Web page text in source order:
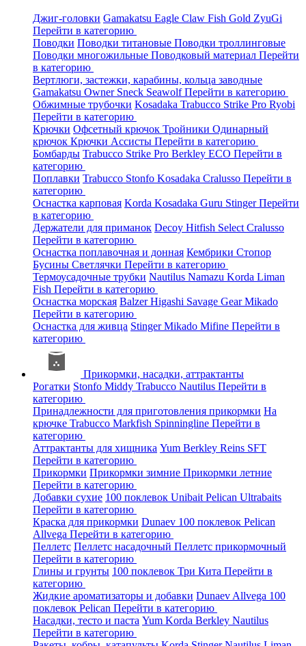
Джиг-головки Gamakatsu Eagle Claw Fish Gold ZyuGi
Перейти в категорию
Поводки Поводки титановые Поводки троллинговые
Поводки многожильные Поводковый материал Перейти
в категорию
Вертлюги, застежки, карабины, кольца заводные
Gamakatsu Owner Sneck SeawolfПерейти в категорию
Обжимные трубочки Kosadaka Trabucco Strike Pro Ryobi
Перейти в категорию
Крючки Офсетный крючок Тройники Одинарный
крючок Крючки Ассисты Перейти в категорию
Бомбарды Trabucco Strike Pro Berkley ECO Перейти в
категорию
Поплавки Trabucco Stonfo Kosadaka Cralusso Перейти в
категорию
Оснастка карповая Korda Kosadaka Guru StingerПерейти
в категорию
Держатели для приманок Decoy Hitfish Select Cralusso
Перейти в категорию
Оснастка поплавочная и донная Кембрики Стопор
Бусины Светлячки Перейти в категорию
Термоусадочные трубки Nautilus Namazu Korda Liman
Fish Перейти в категорию
Оснастка морская BalzerHigashi Savage GearMikado
Перейти в категорию
Оснастка для живца StingerMikado Mifine Перейти в
категорию
Прикормки, насадки, аттрактанты
Рогатки Stonfo Middy Trabucco Nautilus Перейти в
категорию
Принадлежности для приготовления прикормки На
крючке Trabucco Markfish Spinningline Перейти в
категорию
Аттрактанты для хищника Yum Berkley Reins SFT
Перейти в категорию
Прикормки Прикормки зимние Прикормки летние
Перейти в категорию
Добавки сухие 100 поклевок Unibait Pelican Ultrabaits
Перейти в категорию
Краска для прикормки Dunaev 100 поклевок Pelican
Allvega Перейти в категорию
Пеллетс Пеллетс насадочный Пеллетс прикормочный
Перейти в категорию
Глины и грунты 100 поклевок Три Кита Перейти в
категорию
Жидкие ароматизаторы и добавки Dunaev Allvega 100
поклевок Pelican Перейти в категорию
Насадки, тесто и паста Yum Korda Berkley Nautilus
Перейти в категорию